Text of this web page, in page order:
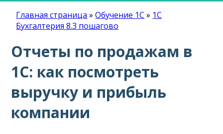
Главная страница »Обучение 1С » 1С
Бухгалтерия 8.3 пошагово
Отчеты по продажам в
1С: как посмотреть
выручку и прибыль
компании